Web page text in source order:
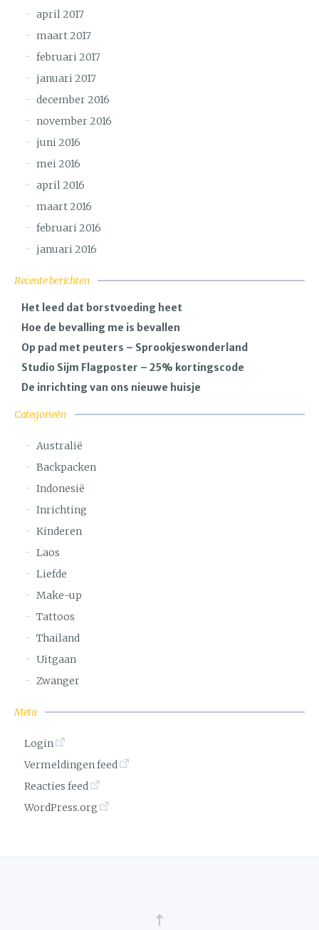
april 2017
maart 2017
februari 2017
januari 2017
december 2016
november 2016
juni 2016
mei 2016
april 2016
maart 2016
februari 2016
januari 2016
Recente berichten
Het leed dat borstvoeding heet
Hoe de bevalling me is bevallen
Op pad met peuters – Sprookjeswonderland
Studio Sijm Flagposter – 25% kortingscode
De inrichting van ons nieuwe huisje
Categorieën
Australië
Backpacken
Indonesië
Inrichting
Kinderen
Laos
Liefde
Make-up
Tattoos
Thailand
Uitgaan
Zwanger
Meta
Login
Vermeldingen feed
Reacties feed
WordPress.org